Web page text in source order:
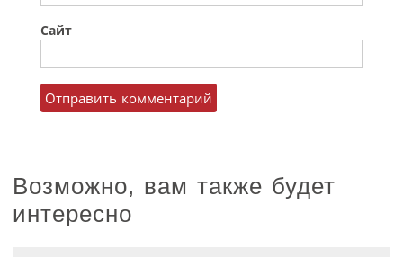
Сайт
Возможно, вам также будет
интересно